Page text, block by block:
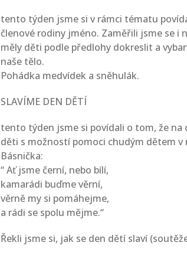
tento týden jsme si v rámci tématu
členové rodiny jméno. Zaměřili jsme se i
měly děti podle předlohy dokreslit a
naše tělo.
Pohádka medvídek a sněhulák.
SLAVÍME DEN DĚTÍ
tento týden jsme si povídali o tom, že na
děti s možností pomoci chudým dětem v
Básnička:
“ Ať jsme černí, nebo bílí,
kamarádi buďme věrní,
věrně my si pomáhejme,
a rádi se spolu mějme.“
Řekli jsme si, jak se den dětí slaví